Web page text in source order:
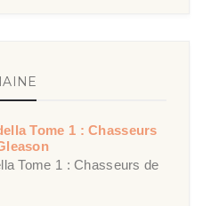
Tome 1 : Chasseurs
Tome 1 : Chasseurs de